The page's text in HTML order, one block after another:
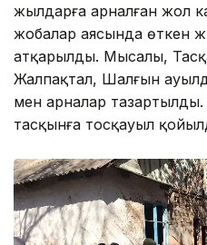
жылдарға арналған жол
жобалар аясында өткен
атқарылды. Мысалы,
Жалпақтал, Шалғын
мен арналар тазартылды.
тасқынға тосқауыл